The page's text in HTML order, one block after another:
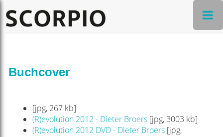
Buchcover
[jpg, 267 kb]
(R)evolution 2012 - Dieter Broers[jpg, 3003 kb]
(R)evolution 2012 DVD - Dieter Broers[jpg,